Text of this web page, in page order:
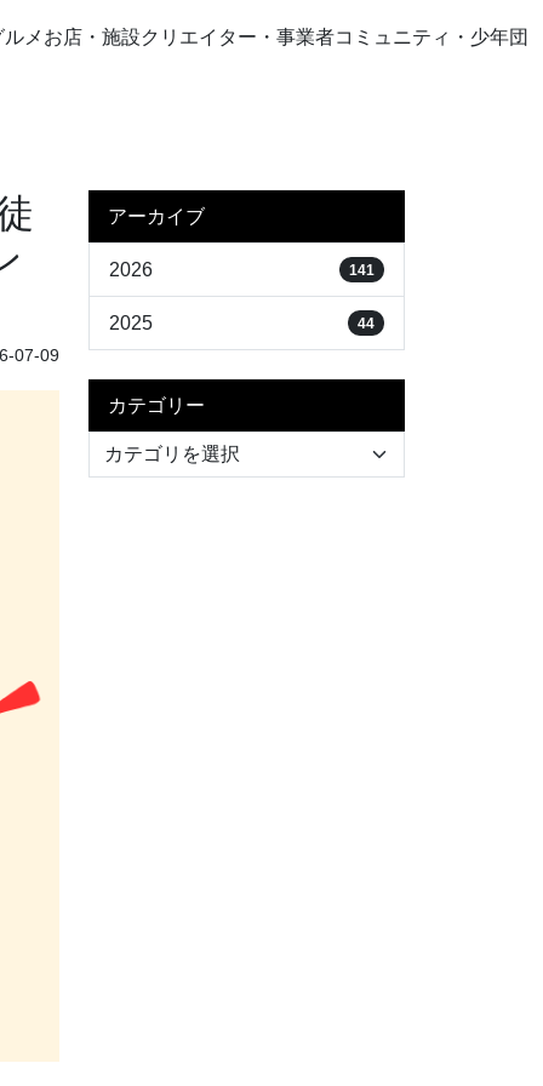
ルメ お店・施設クリエイター・事業者コミュニティ・少年団
07-09
アーカイブ
2026 141
2025 44
カテゴリー